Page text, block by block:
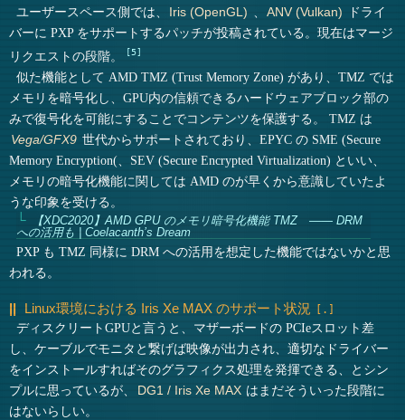
ユーザースペース側では、
Iris (OpenGL) ANV (Vulkan)
ドライ
バーに PXP をサポートするパッチが投稿されている。現在はマージ
リクエストの段階。
5
似た機能として AMD TMZ (Trust Memory Zone) があり、TMZ では
メモリを暗号化し、GPU内の信頼できるハードウェアブロック部の
みで復号化を可能にすることでコンテンツを保護する。 TMZ は
Vega/GFX9 世代からサポートされており、EPYC の SME (Secure
Memory Encryption(、SEV (Secure Encrypted Virtualization) といい、
メモリの暗号化機能に関しては AMD のが早くから意識していたよ
うな印象を受ける。
【XDC2020】AMD GPU のメモリ暗号化機能 TMZ ―― DRM
への活用も | Coelacanth’s Dream
PXP も TMZ 同様に DRM への活用を想定した機能ではないかと思
われる。
Linux環境における Iris Xe MAX のサポート状況
ディスクリートGPUと言うと、マザーボードの PCIeスロット差
し、ケーブルでモニタと繋げば映像が出力され、適切なドライバー
をインストールすればそのグラフィクス処理を発揮できる、とシン
プルに思っているが、
DG1 / Iris Xe MAX はまだそういった段階に
はないらしい。